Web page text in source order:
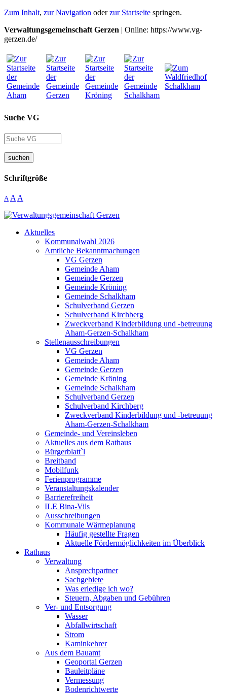
Zum Inhalt, zur Navigation oderzur Startseite springen.
Verwaltungsgemeinschaft Gerzen | Online: https://www.vg-
gerzen.de/
Suche VG
suchen
Schriftgröße
A A A
Aktuelles
Kommunalwahl 2026
Amtliche Bekanntmachungen
VG Gerzen
Gemeinde Aham
Gemeinde Gerzen
Gemeinde Kröning
Gemeinde Schalkham
Schulverband Gerzen
Schulverband Kirchberg
Zweckverband Kinderbildung und -betreuung
Aham-Gerzen-Schalkham
Stellenausschreibungen
VG Gerzen
Gemeinde Aham
Gemeinde Gerzen
Gemeinde Kröning
Gemeinde Schalkham
Schulverband Gerzen
Schulverband Kirchberg
Zweckverband Kinderbildung und -betreuung
Aham-Gerzen-Schalkham
Gemeinde- und Vereinsleben
Aktuelles aus dem Rathaus
Bürgerblatt`l
Breitband
Mobilfunk
Ferienprogramme
Veranstaltungskalender
Barrierefreiheit
ILE Bina-Vils
Ausschreibungen
Kommunale Wärmeplanung
Häufig gestellte Fragen
Aktuelle Fördermöglichkeiten im Überblick
Rathaus
Verwaltung
Ansprechpartner
Sachgebiete
Was erledige ich wo?
Steuern, Abgaben und Gebühren
Ver- und Entsorgung
Wasser
Abfallwirtschaft
Strom
Kaminkehrer
Aus dem Bauamt
Geoportal Gerzen
Bauleitpläne
Vermessung
Bodenrichtwerte